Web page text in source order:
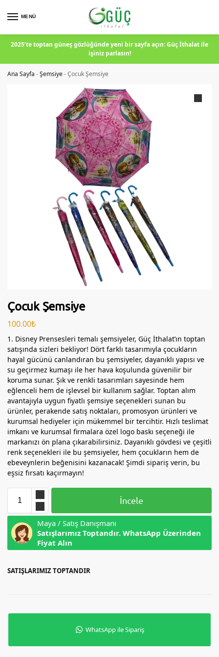
MENÜ
2025’te toptan güneş gözlüğünde yeni bir sayfa açın: Güç İthalat ile
işiniz parlasın!
Ana Sayfa -Şemsiye-Çocuk Şemsiye
Çocuk Şemsiye
100.00₺
1. Disney Prensesleri temalı şemsiyeler, Güç İthalat’ın toptan
satışında sizleri bekliyor! Dört farklı tasarımıyla çocukların
hayal gücünü canlandıran bu şemsiyeler, dayanıklı yapısı ve
su geçirmez kumaşı ile her hava koşulunda güvenilir bir
koruma sunar. Şık ve renkli tasarımları sayesinde hem
eğlenceli hem de işlevsel bir kullanım sağlar. Toptan alım
avantajıyla uygun fiyatlı şemsiye seçenekleri sunan bu
ürünler, perakende satış noktaları, promosyon ürünleri ve
kurumsal hediyeler için mükemmel bir tercihtir. Hızlı teslimat
imkanı ve kurumsal firmalara özel logo baskı seçeneği ile
markanızı ön plana çıkarabilirsiniz. Dayanıklı gövdesi ve çeşitli
renk seçenekleri ile bu şemsiyeler, hem çocukların hem de
ebeveynlerin beğenisini kazanacak! Şimdi sipariş verin, bu
eşsiz fırsatı kaçırmayın!
İncele
Maya / Satış Danışmanı
Satışlarımız Toptandır. WhatsApp Üzerinden
Fiyat Alın
SATIŞLARIMIZ TOPTANDIR
WhatsApp ile Sipariş